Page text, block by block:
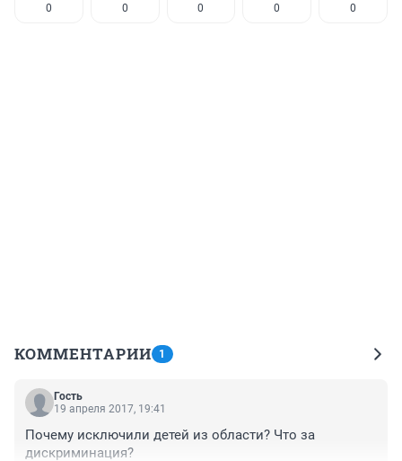
0 0 0 0 0
КОММЕНТАРИИ 1
Гость
19 апреля 2017, 19:41
Почему исключили детей из области? Что за
дискриминация?